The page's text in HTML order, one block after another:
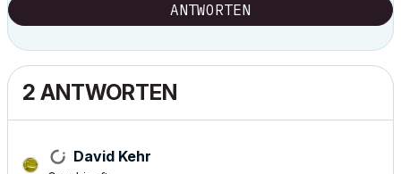
ANTWORTEN
2 ANTWORTEN
David Kehr